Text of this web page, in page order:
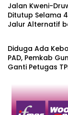
Jalan Kweni-
Ditutup Selama
Jalur Alternatif
Berita
Diduga Ada
PAD, Pemkab
Ganti Petugas